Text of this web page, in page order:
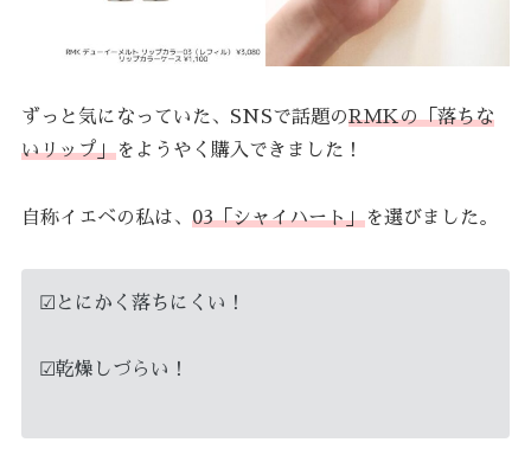
ずっと気になっていた、SNSで話題のRMKの「落ちな
いリップ」をようやく購入できました！
自称イエベの私は、03「シャイハート」を選びました。
☑︎とにかく落ちにくい！
☑︎乾燥しづらい！